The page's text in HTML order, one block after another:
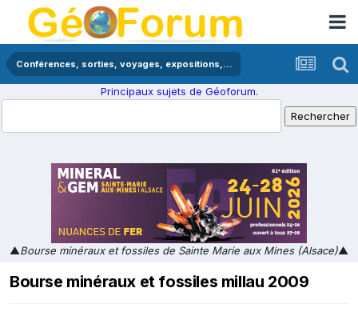
Conférences, sorties, voyages, expositions,...
Principaux sujets de Géoforum.
▲Bourse minéraux et fossiles de Sainte Marie aux Mines (Alsace)▲
Bourse minéraux et fossiles millau 2009